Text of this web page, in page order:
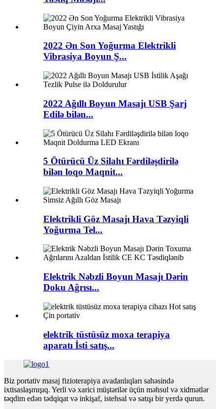
2022 Ən Son Yoğurma Elektrikli
Vibrasiya Boyun Ş...
2022 Ağıllı Boyun Masajı USB Şarj
Edilə bilən...
5 Ötürücü Üz Silahı Fərdiləşdirilə
bilən loqo Maqnit...
Elektrikli Göz Masajı Hava Təzyiqli
Yoğurma Tel...
Elektrik Nəbzli Boyun Masajı Dərin
Doku Ağrısı...
elektrik tüstüsüz moxa terapiya
aparatı İsti satış...
Biz portativ masaj fizioterapiya avadanlıqları sahəsində
ixtisaslaşmışıq. Yerli və xarici müştərilər üçün məhsul və xidmətlər
təqdim edən tədqiqat və inkişaf, istehsal və satışı bir yerdə qurun.